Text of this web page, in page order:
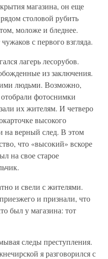
магазина, он еще
столовой рубить
моложе и бледнее.
с первого взгляда.
лагерь лесорубов.
из заключения.
людьми. Возможно,
фотоснимки
их жителям. И четверо
высокого
верный след. В этом
что «высокий» вскоре
на свое старое
и свели с жителями.
и признали, что
был у магазина: тот
следы преступления.
я разговорился с